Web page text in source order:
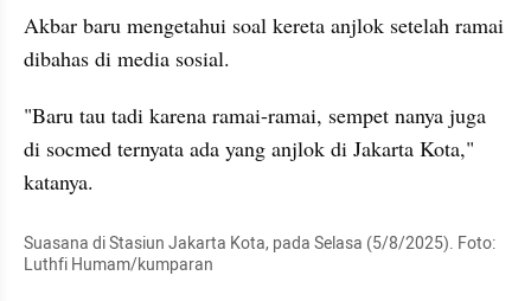
Akbar baru mengetahui soal kereta anjlok setelah ramai
dibahas di media sosial.
"Baru tau tadi karena ramai-ramai, sempet nanya juga
di socmed ternyata ada yang anjlok di Jakarta Kota,"
katanya.
Suasana di Stasiun Jakarta Kota, pada Selasa (5/8/2025). Foto:
Luthfi Humam/kumparan